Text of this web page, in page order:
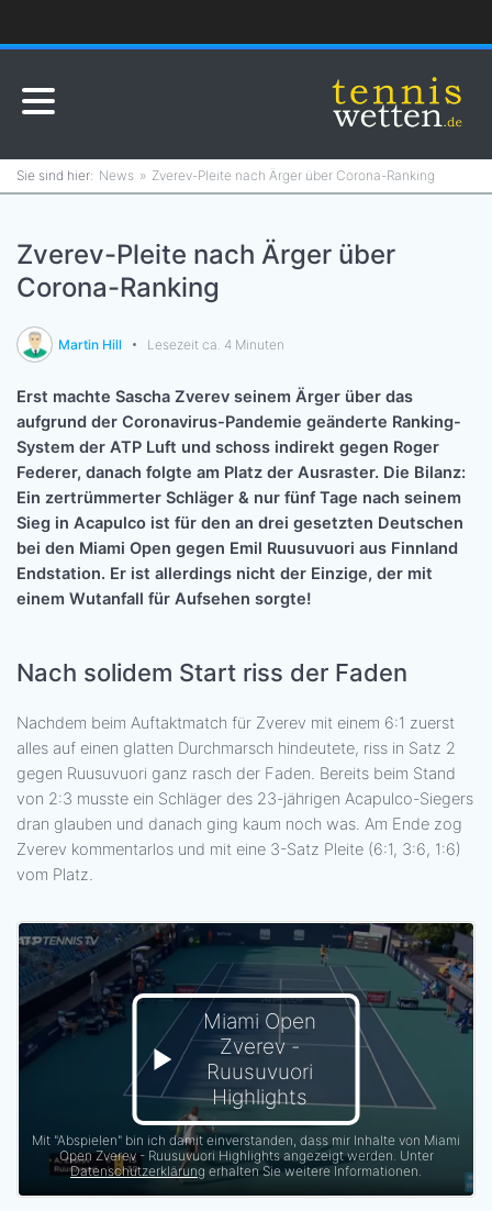
News Zverev-Pleite nach Ärger über Corona-Ranking
Zverev-Pleite nach Ärger über
Corona-Ranking
Martin Hill Lesezeit ca. 4 Minuten
Erst machte Sascha Zverev seinem Ärger über das
aufgrund der Coronavirus-Pandemie geänderte Ranking-
System der ATP Luft und schoss indirekt gegen Roger
Federer, danach folgte am Platz der Ausraster. Die Bilanz:
Ein zertrümmerter Schläger & nur fünf Tage nach seinem
Sieg in Acapulco ist für den an drei gesetzten Deutschen
bei den Miami Open gegen Emil Ruusuvuori aus Finnland
Endstation. Er ist allerdings nicht der Einzige, der mit
einem Wutanfall für Aufsehen sorgte!
Nach solidem Start riss der Faden
Nachdem beim Auftaktmatch für Zverev mit einem 6:1 zuerst
alles auf einen glatten Durchmarsch hindeutete, riss in Satz 2
gegen Ruusuvuori ganz rasch der Faden. Bereits beim Stand
von 2:3 musste ein Schläger des 23-jährigen Acapulco-Siegers
dran glauben und danach ging kaum noch was. Am Ende zog
Zverev kommentarlos und mit eine 3-Satz Pleite (6:1, 3:6, 1:6)
vom Platz.
Mit "Abspielen" bin ich damit einverstanden, dass mir Inhalte von Miami
Open Zverev - Ruusuvuori Highlights angezeigt werden. Unter
Datenschutzerklärung erhalten Sie weitere Informationen.
Miami Open
Zverev -
Ruusuvuori
Highlights